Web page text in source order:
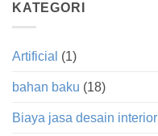
KATEGORI
Artificial (1)
bahan baku (18)
Biaya jasa desain interior